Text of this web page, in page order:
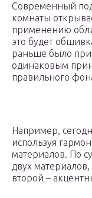
Современный
комнаты
применению
это будет
раньше было
одинаковым
правильного
Например,
используя
материалов. По
двух
второй –